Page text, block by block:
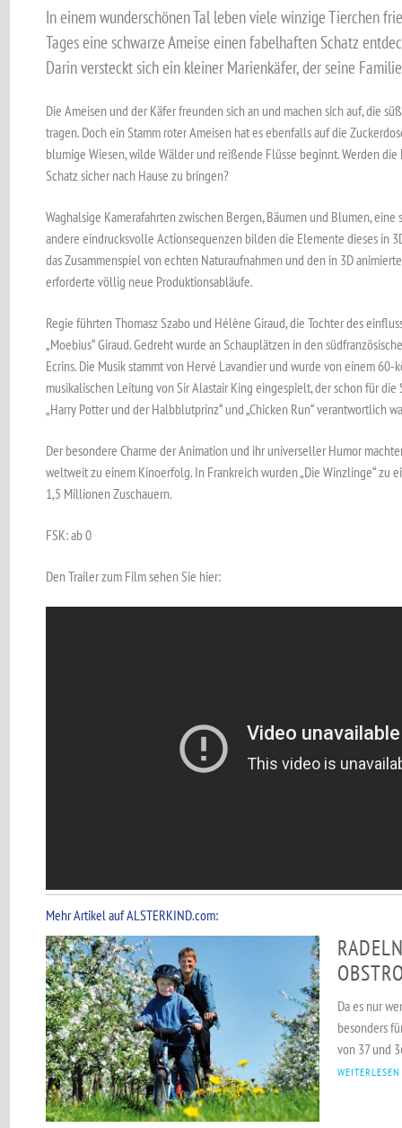
In einem wunderschönen Tal leben viele winzige Tierchen
Tages eine schwarze Ameise einen fabelhaften Schatz
Darin versteckt sich ein kleiner Marienkäfer, der seine
Die Ameisen und der Käfer freunden sich an und machen sich auf, die
tragen. Doch ein Stamm roter Ameisen hat es ebenfalls auf die
blumige Wiesen, wilde Wälder und reißende Flüsse beginnt. Werden
Schatz sicher nach Hause zu bringen?
Waghalsige Kamerafahrten zwischen Bergen, Bäumen und Blumen,
andere eindrucksvolle Actionsequenzen bilden die Elemente dieses in
das Zusammenspiel von echten Naturaufnahmen und den in 3D
erforderte völlig neue Produktionsabläufe.
Regie führten Thomasz Szabo und Hélène Giraud, die Tochter des
„Moebius“ Giraud. Gedreht wurde an Schauplätzen in den
Ecrins. Die Musik stammt von Hervé Lavandier und wurde von einem
musikalischen Leitung von Sir Alastair King eingespielt, der schon für die
„Harry Potter und der Halbblutprinz“ und „Chicken Run“ verantwortlich
Der besondere Charme der Animation und ihr universeller Humor
weltweit zu einem Kinoerfolg. In Frankreich wurden „Die Winzlinge“ zu
1,5 Millionen Zuschauern.
FSK: ab 0
Den Trailer zum Film sehen Sie hier:
Mehr Artikel auf ALSTERKIND.com:
Da es nur
besonders
von 37 und
WEITERLESEN